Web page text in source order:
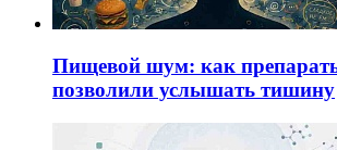
Пищевой шум: как
позволили услышать тишину